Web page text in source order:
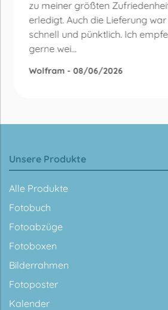
zu meiner größten
erledigt. Auch die Lieferung
schnell und pünktlich. Ich
gerne wei...
Wolfram - 08/06/2026
Unsere Produkte
Alle Produkte
Fotobuch
Fotoabzüge
Fotoboxen
Bilderrahmen
Fotoposter
Kalender